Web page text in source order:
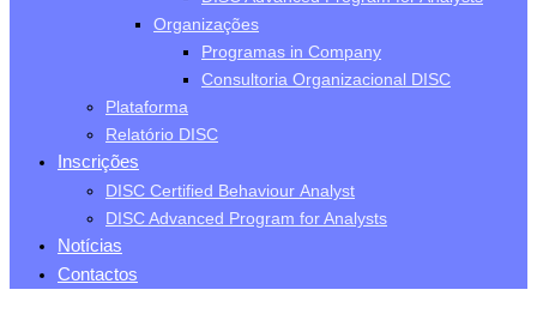
Organizações
Programas in Company
Consultoria Organizacional DISC
Plataforma
Relatório DISC
Inscrições
DISC Certified Behaviour Analyst
DISC Advanced Program for Analysts
Notícias
Contactos